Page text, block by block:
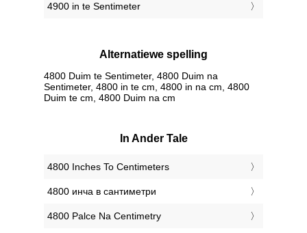
4900 in te Sentimeter
Alternatiewe spelling
4800 Duim te Sentimeter, 4800 Duim na
Sentimeter, 4800 in te cm, 4800 in na cm, 4800
Duim te cm, 4800 Duim na cm
In Ander Tale
‎4800 Inches To Centimeters
‎4800 инча в сантиметри
‎4800 Palce Na Centimetry